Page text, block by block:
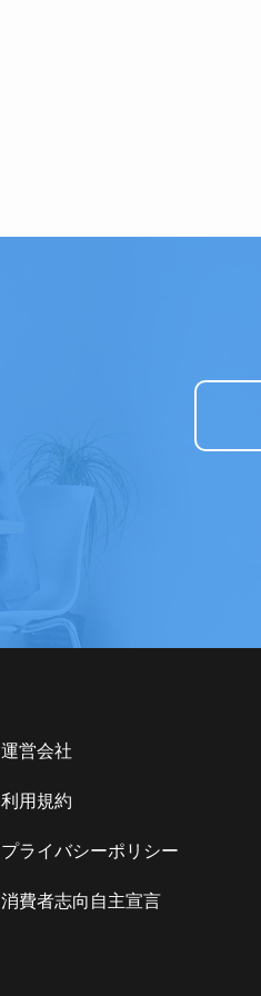
運営会社
利用規約
プライバシーポリシー
消費者志向自主宣言